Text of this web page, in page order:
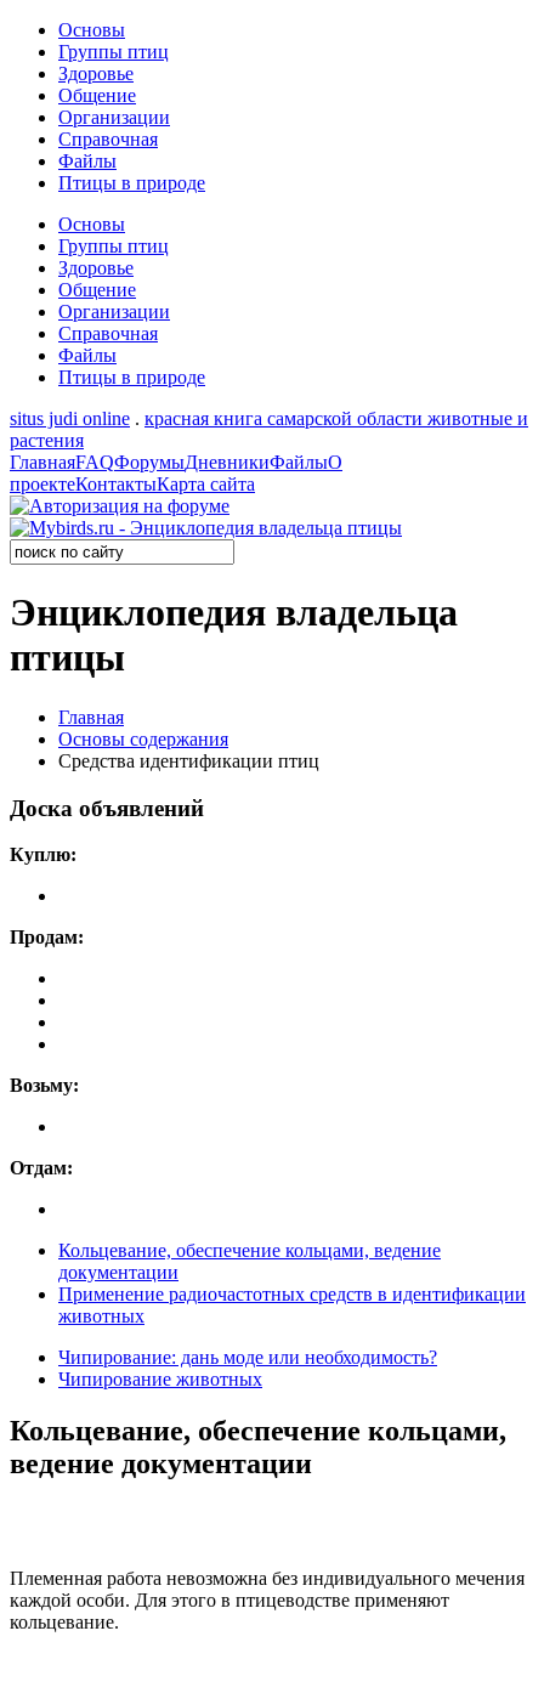
Основы
Группы птиц
Здоровье
Общение
Организации
Справочная
Файлы
Птицы в природе
Основы
Группы птиц
Здоровье
Общение
Организации
Справочная
Файлы
Птицы в природе
situs judi online . красная книга самарской области животные и
растения
ГлавнаяFAQФорумыДневникиФайлыО
проектеКонтактыКарта сайта
Энциклопедия владельца
птицы
Главная
Основы содержания
Средства идентификации птиц
Доска объявлений
Куплю:
Продам:
Возьму:
Отдам:
Кольцевание, обеспечение кольцами, ведение
документации
Применение радиочастотных средств в идентификации
животных
Чипирование: дань моде или необходимость?
Чипирование животных
Кольцевание, обеспечение кольцами,
ведение документации
Племенная работа невозможна без индивидуального мечения
каждой особи. Для этого в птицеводстве применяют
кольцевание.